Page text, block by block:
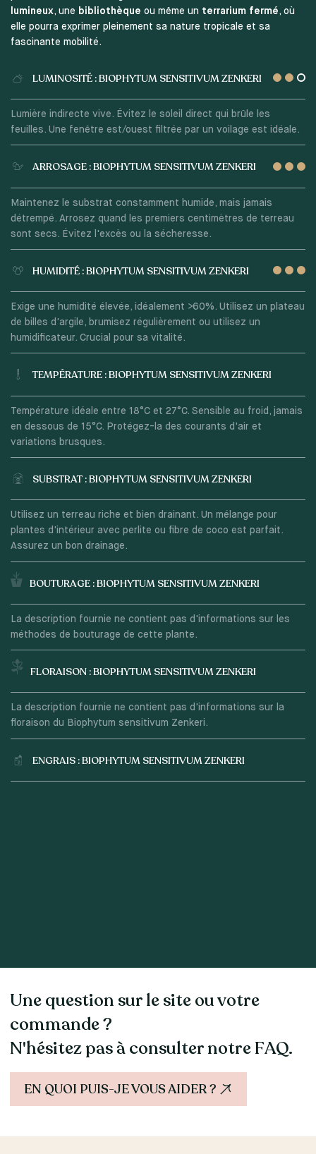
lumineux, une bibliothèque ou même un terrarium fermé, où
elle pourra exprimer pleinement sa nature tropicale et sa
fascinante mobilité.
LUMINOSITÉ : BIOPHYTUM SENSITIVUM ZENKERI
Lumière indirecte vive. Évitez le soleil direct qui brûle les
feuilles. Une fenêtre est/ouest filtrée par un voilage est idéale.
ARROSAGE : BIOPHYTUM SENSITIVUM ZENKERI
Maintenez le substrat constamment humide, mais jamais
détrempé. Arrosez quand les premiers centimètres de terreau
sont secs. Évitez l'excès ou la sécheresse.
HUMIDITÉ : BIOPHYTUM SENSITIVUM ZENKERI
Exige une humidité élevée, idéalement >60%. Utilisez un plateau
de billes d'argile, brumisez régulièrement ou utilisez un
humidificateur. Crucial pour sa vitalité.
TEMPÉRATURE : BIOPHYTUM SENSITIVUM ZENKERI
Température idéale entre 18°C et 27°C. Sensible au froid, jamais
en dessous de 15°C. Protégez-la des courants d'air et
variations brusques.
SUBSTRAT : BIOPHYTUM SENSITIVUM ZENKERI
Utilisez un terreau riche et bien drainant. Un mélange pour
plantes d'intérieur avec perlite ou fibre de coco est parfait.
Assurez un bon drainage.
BOUTURAGE : BIOPHYTUM SENSITIVUM ZENKERI
La description fournie ne contient pas d'informations sur les
méthodes de bouturage de cette plante.
FLORAISON : BIOPHYTUM SENSITIVUM ZENKERI
La description fournie ne contient pas d'informations sur la
floraison du Biophytum sensitivum Zenkeri.
ENGRAIS : BIOPHYTUM SENSITIVUM ZENKERI
Une question sur le site ou votre
commande ?
N'hésitez pas à consulter notre FAQ.
EN QUOI PUIS-JE VOUS AIDER ?